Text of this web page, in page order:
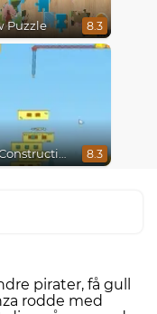
Puzzle 8.3
Stack Construction 8.3
pirater, få gull
rodde med